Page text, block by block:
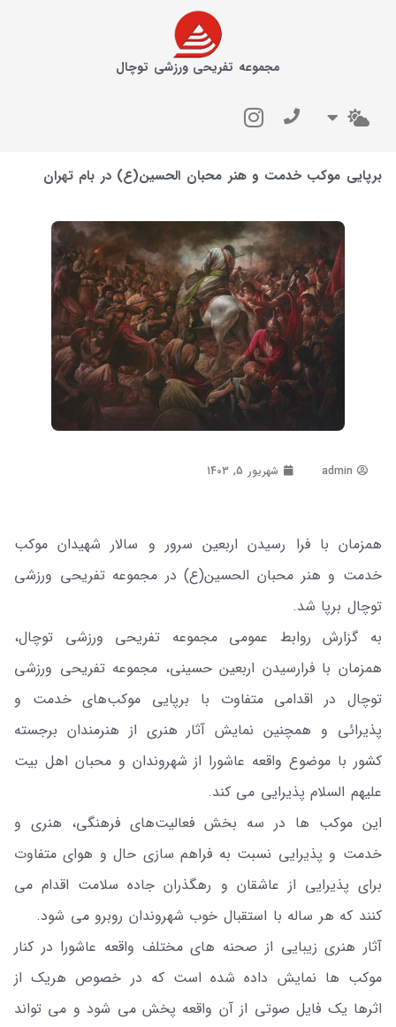
مجموعه تفریحی ورزشی توچال
برپایی موکب خدمت و هنر محبان الحسین(ع) در بام تهران
admin شهریور 5, 1403
همزمان با فرا رسیدن اربعین سرور و سالار شهیدان موکب
خدمت و هنر محبان الحسین(ع) در مجموعه تفریحی ورزشی
توچال برپا شد.
به گزارش روابط عمومی مجموعه تفریحی ورزشی توچال،
همزمان با فرارسیدن اربعین حسینی، مجموعه تفریحی ورزشی
توچال در اقدامی متفاوت با برپایی موکب‌های خدمت و
پذیرائی و همچنین نمایش آثار هنری از هنرمندان برجسته
کشور با موضوع واقعه عاشورا از شهروندان و محبان اهل بیت
علیهم السلام پذیرایی می کند.
این موکب ها در سه بخش فعالیت‌های فرهنگی، هنری و
خدمت و پذیرایی نسبت به فراهم سازی حال و هوای متفاوت
برای پذیرایی از عاشقان و رهگذران جاده سلامت اقدام می
کنند که هر ساله با استقبال خوب شهروندان روبرو می شود.
آثار هنری زیبایی از صحنه های مختلف واقعه عاشورا در کنار
موکب ها نمایش داده شده است که در خصوص هریک از
اثرها یک فایل صوتی از آن واقعه پخش می شود و می تواند